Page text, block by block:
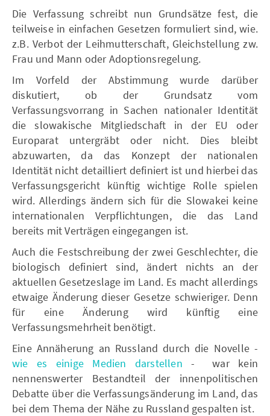
Die Verfassung schreibt nun Grundsätze fest, die
teilweise in einfachen Gesetzen formuliert sind, wie.
z.B. Verbot der Leihmutterschaft, Gleichstellung zw.
Frau und Mann oder Adoptionsregelung.
Im Vorfeld der Abstimmung wurde darüber
diskutiert, ob der Grundsatz vom
Verfassungsvorrang in Sachen nationaler Identität
die slowakische Mitgliedschaft in der EU oder
Europarat untergräbt oder nicht. Dies bleibt
abzuwarten, da das Konzept der nationalen
Identität nicht detailliert definiert ist und hierbei das
Verfassungsgericht künftig wichtige Rolle spielen
wird. Allerdings ändern sich für die Slowakei keine
internationalen Verpflichtungen, die das Land
bereits mit Verträgen eingegangen ist.
Auch die Festschreibung der zwei Geschlechter, die
biologisch definiert sind, ändert nichts an der
aktuellen Gesetzeslage im Land. Es macht allerdings
etwaige Änderung dieser Gesetze schwieriger. Denn
für eine Änderung wird künftig eine
Verfassungsmehrheit benötigt.
Eine Annäherung an Russland durch die Novelle -
wie es einige Medien darstellen - war kein
nennenswerter Bestandteil der innenpolitischen
Debatte über die Verfassungsänderung im Land, das
bei dem Thema der Nähe zu Russland gespalten ist.